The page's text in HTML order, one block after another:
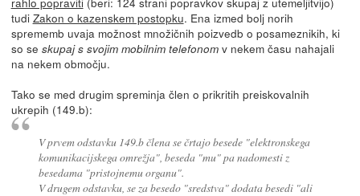
tudi Zakon o kazenskem postopku. Ena izmed bolj norih
sprememb uvaja možnost množičnih poizvedb o posameznikih, ki
so se skupaj s svojim mobilnim telefonomv nekem času nahajali
na nekem območju.
Tako se med drugim spreminja člen o prikritih preiskovalnih
ukrepih (149.b):
V prvem odstavku 149.b člena se črtajo besede "elektronskega
komunikacijskega omrežja", beseda "mu" pa nadomesti z
besedama "pristojnemu organu".
V drugem odstavku, se za besedo "sredstva" dodata besedi "ali